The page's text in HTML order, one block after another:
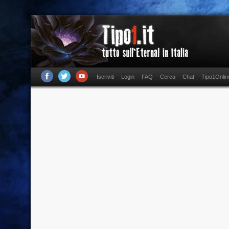
Iscriviti Login FAQ Cerca Chat